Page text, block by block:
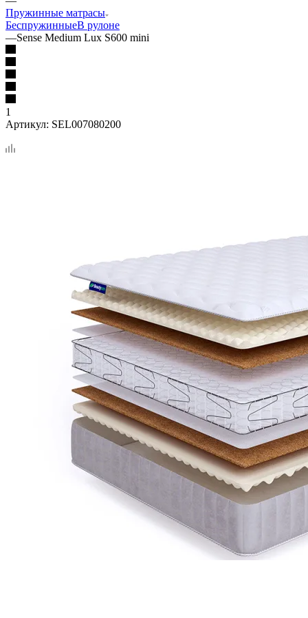
Пружинные матрасы
БеспружинныеВ рулоне
—Sense Medium Lux S600 mini
1
Артикул: SEL007080200